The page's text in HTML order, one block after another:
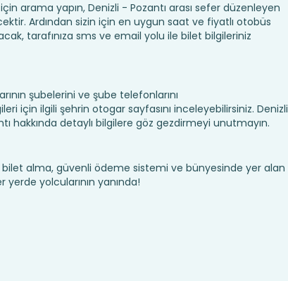
arama yapın, Denizli - Pozantı arası sefer düzenleyen
Ardından sizin için en uygun saat ve fiyatlı otobüs
tarafınıza sms ve email yolu ile bilet bilgileriniz
şubelerini ve şube telefonlarını
için ilgili şehrin otogar sayfasını inceleyebilirsiniz. Denizli
hakkında detaylı bilgilere göz gezdirmeyi unutmayın.
bilet alma, güvenli ödeme sistemi ve bünyesinde yer alan
yolcularının yanında!